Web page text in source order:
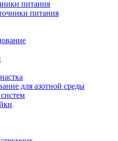
питания
питания
для азотной среды